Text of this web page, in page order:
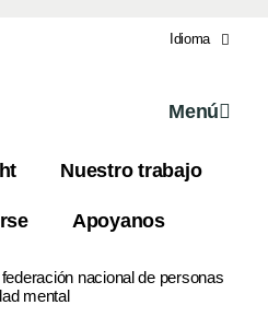
Idioma
Menú
Nuestro trabajo
Apoyanos
nacional de personas
mental